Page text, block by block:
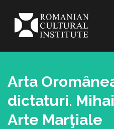
Arta
dictaturi.
Arte Marţiale